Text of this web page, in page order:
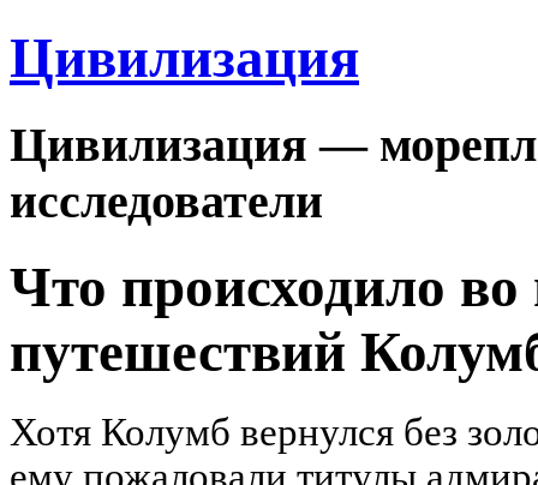
Цивилизация
Цивилизация —
исследователи
Что происходило
путешествий
Хотя Колумб вернулся без
ему пожаловали титулы